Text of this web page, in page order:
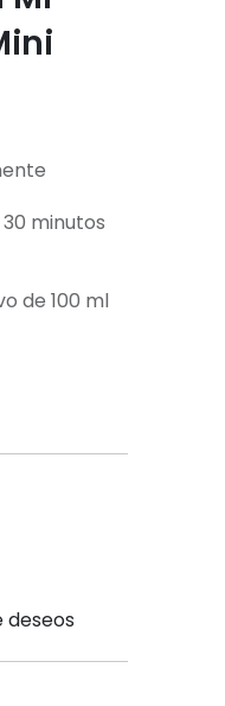
minutos
de 100 ml
deseos